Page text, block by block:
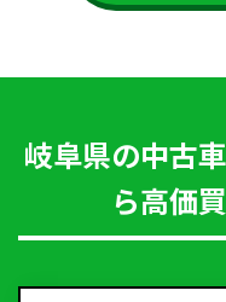
岐阜県の中古
ら高価